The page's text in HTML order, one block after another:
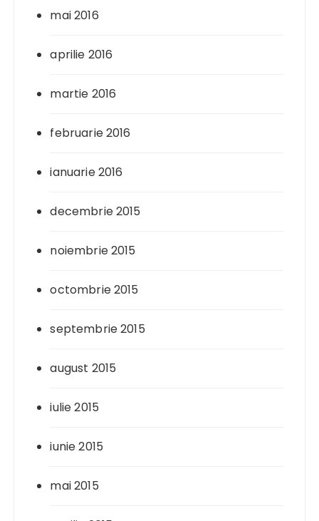
mai 2016
aprilie 2016
martie 2016
februarie 2016
ianuarie 2016
decembrie 2015
noiembrie 2015
octombrie 2015
septembrie 2015
august 2015
iulie 2015
iunie 2015
mai 2015